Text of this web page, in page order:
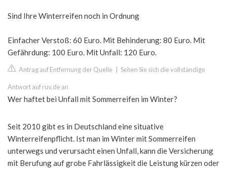
Sind Ihre Winterreifen noch in Ordnung
Einfacher Verstoß: 60 Euro. Mit Behinderung: 80 Euro. Mit
Gefährdung: 100 Euro. Mit Unfall: 120 Euro.
Antrag auf Entfernung der Quelle Sehen Sie sich die vollständige
Antwort auf ruv.de an
Wer haftet bei Unfall mit Sommerreifen im Winter?
Seit 2010 gibt es in Deutschland eine situative
Winterreifenpflicht. Ist man im Winter mit Sommerreifen
unterwegs und verursacht einen Unfall, kann die Versicherung
mit Berufung auf grobe Fahrlässigkeit die Leistung kürzen oder